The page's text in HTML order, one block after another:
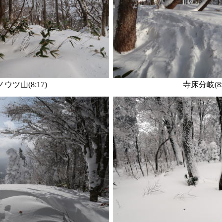
ウツ山(8:17) 寺床分岐